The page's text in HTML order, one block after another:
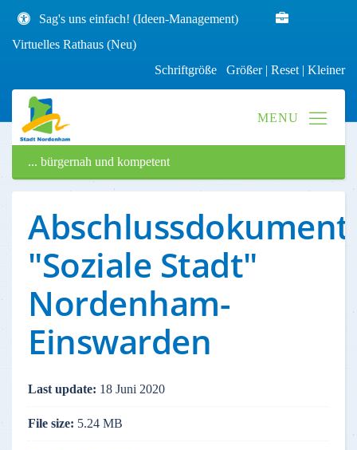
Sag's uns einfach! (Ideen-Management)
Virtuelles Rathaus (Neu)
Schriftgröße Größer| Reset | Kleiner
... bürgernah und kompetent
"Soziale Stadt"
Nordenham-
Einswarden
Last update: 18 Juni 2020
File size: 5.24 MB